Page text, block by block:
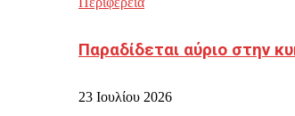
Παραδίδεται αύριο στην
23 Ιουλίου 2026